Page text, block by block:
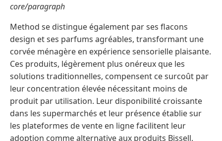
core/paragraph
Method se distingue également par ses flacons
design et ses parfums agréables, transformant une
corvée ménagère en expérience sensorielle plaisante.
Ces produits, légèrement plus onéreux que les
solutions traditionnelles, compensent ce surcoût par
leur concentration élevée nécessitant moins de
produit par utilisation. Leur disponibilité croissante
dans les supermarchés et leur présence établie sur
les plateformes de vente en ligne facilitent leur
adoption comme alternative aux produits Bissell.